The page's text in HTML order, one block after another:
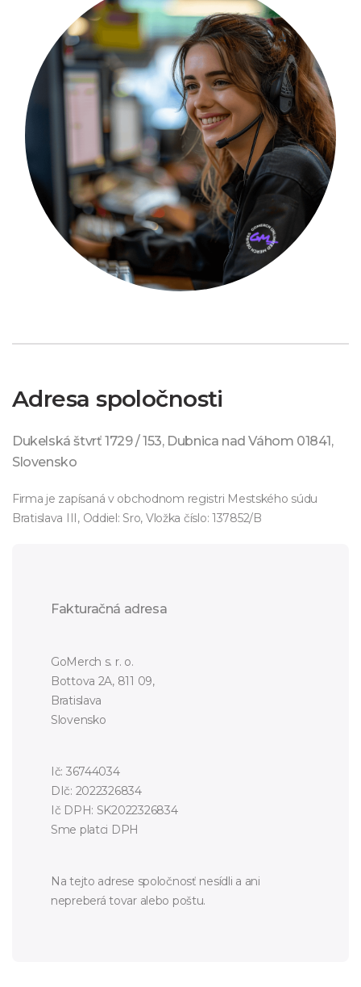
Adresa spoločnosti
Dukelská štvrť 1729 / 153, Dubnica nad Váhom 01841,
Slovensko
Firma je zapísaná v obchodnom registri Mestského súdu
Bratislava III, Oddiel: Sro, Vložka číslo: 137852/B
Fakturačná adresa
GoMerch s. r. o.
Bottova 2A, 811 09,
Bratislava
Slovensko
Ič: 36744034
DIč: 2022326834
Ič DPH: SK2022326834
Sme platci DPH
Na tejto adrese spoločnosť nesídli a ani
nepreberá tovar alebo poštu.